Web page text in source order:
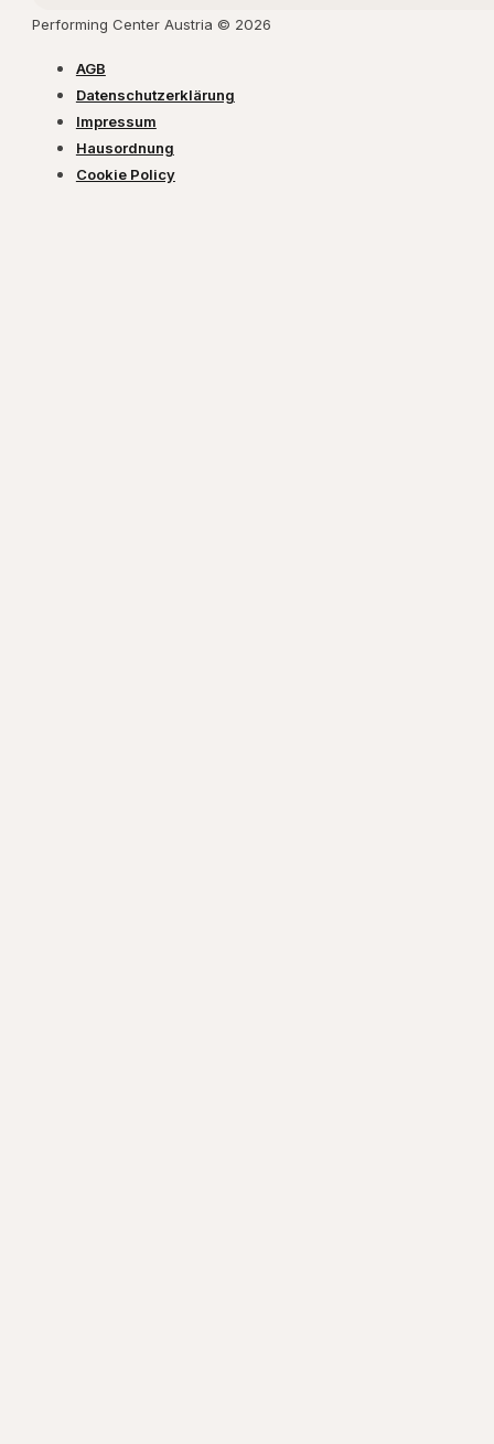
Performing Center Austria © 2026
AGB
Datenschutzerklärung
Impressum
Hausordnung
Cookie Policy